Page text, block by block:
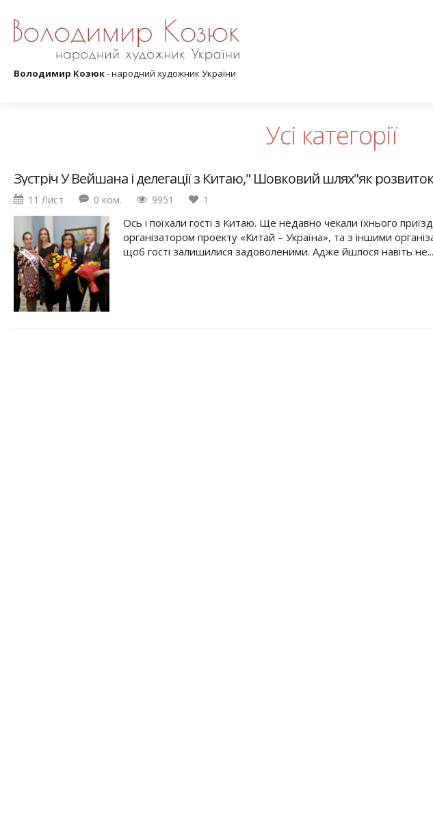
Володимир Козюк- народний художник України
Усі категорії
Зустріч У Вейшана і делегації з Китаю," Шовковий шлях"як
11 Лист 0 ком. 9951 1
Ось і поїхали гості з Китаю. Ще недавно чекали їхнього
організатором проекту «Китай – Україна», та з іншими
щоб гості залишилися задоволеними. Адже йшлося навіть не...